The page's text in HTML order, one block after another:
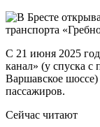
С 21 июня 2025
канал» (у спуска с
Варшавское шоссе)
пассажиров.
Сейчас читают